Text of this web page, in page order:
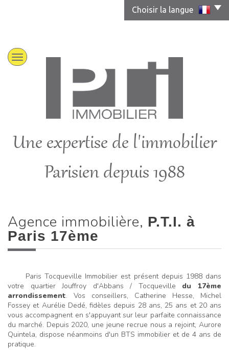
Choisir la langue
Une expertise de l'immobilier
Parisien depuis 1988
Agence immobilière, P.T.I. à
Paris 17ème
Paris Tocqueville Immobilier est présent depuis 1988 dans
votre quartier Jouffroy d'Abbans / Tocqueville du 17ème
arrondissement. Vos conseillers, Catherine Hesse, Michel
Fossey et Aurélie Dedé, fidèles depuis 28 ans, 25 ans et 20 ans
vous accompagnent en s'appuyant sur leur parfaite connaissance
du marché. Depuis 2020, une jeune recrue nous a rejoint, Aurore
Quintela, dispose néanmoins d'un BTS immobilier et de 4 ans de
pratique.